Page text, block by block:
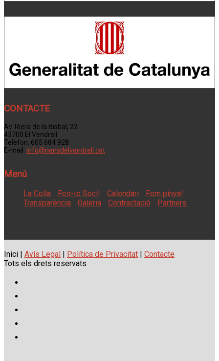
CONTACTE
Av. Riera de la Bisbal, 22
43700 El Vendrell
Telèfon: 605 684 928
E-mail: info@nensdelvendrell.cat
Menú
La Colla Fes-te Soci! Calendari
Fem pinya!
Transparència
Galeria Contractació Partners
Inici | Avís Legal Política de Privacitat
Contacte
Tots els drets reservats